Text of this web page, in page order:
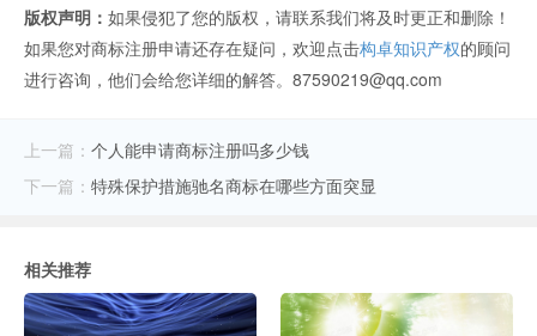
版权声明： 如果侵犯了您的版权，请联系我们将及时更正和删除！
如果您对商标注册申请还存在疑问，欢迎点击构卓知识产权的顾问
进行咨询，他们会给您详细的解答。87590219@qq.com
上一篇： 个人能申请商标注册吗多少钱
下一篇： 特殊保护措施驰名商标在哪些方面突显
相关推荐